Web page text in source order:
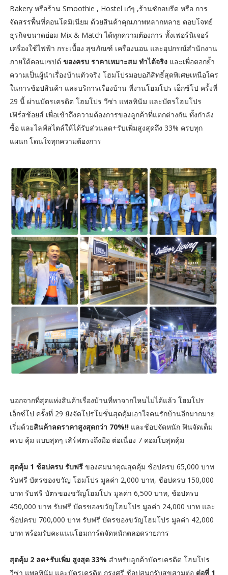
Bakery หรือร้าน Smoothie , Hostel เก๋ๆ ,ร้านซักอบรีด หรือ การ
จัดสรรพื้นที่คอนโดมิเนียม ด้วยสินค้าคุณภาพหลากหลาย ตอบโจทย์
ธุรกิจขนาดย่อม Mix & Match ได้ทุกความต้องการ ทั้งเฟอร์นิเจอร์
เครื่องใช้ไฟฟ้า กระเบื้อง สุขภัณฑ์ เครื่องนอน และอุปกรณ์สำนักงาน
ภายใต้คอนเซปต์ ของครบ ราคาเหมาะสม ทำได้จริงและเพื่อตอกย้ำ
ความเป็นผู้นำเรื่องบ้านตัวจริง โฮมโปรมอบอภิสิทธิ์สุดพิเศษเหนือใคร
ในการช้อปสินค้า และบริการเรื่องบ้าน ที่งานโฮมโปร เอ็กซ์โป ครั้งที่
29 นี้ ผ่านบัตรเครดิต โฮมโปร วีซ่า แพลทินัม และบัตรโฮมโปร
เฟิร์สช้อยส์ เพื่อเข้าถึงความต้องการของลูกค้าที่แตกต่างกัน ทั้งกำลัง
ซื้อ และไลฟ์สไตล์ให้ได้รับส่วนลด+รับเพิ่มสูงสุดถึง 33% ครบทุก
แผนก โดนใจทุกความต้องการ
นอกจากที่สุดแห่งสินค้าเรื่องบ้านที่หาจากไหนไม่ได้แล้ว โฮมโปร
เอ็กซ์โป ครั้งที่ 29 ยังจัดโปรโมชั่นสุดคุ้มเอาใจคนรักบ้านอีกมากมาย
เริ่มด้วยสินค้าลดราคาสูงสุดกว่า 70%!! และช้อปจัดหนัก ฟินจัดเต็ม
ครบ คุ้ม แบบสุดๆ เสิร์ฟตรงถึงมือ ต่อเนื่อง 7 คอมโบสุดคุ้ม
สุดคุ้ม 1 ช้อปครบ รับฟรีของสมนาคุณสุดคุ้ม ช้อปครบ 65,000 บาท
รับฟรี บัตรของขวัญ โฮมโปร มูลค่า 2,000 บาท, ช้อปครบ 150,000
บาท รับฟรี บัตรของขวัญโฮมโปร มูลค่า 6,500 บาท, ช้อปครบ
450,000 บาท รับฟรี บัตรของขวัญโฮมโปร มูลค่า 24,000 บาท และ
ช้อปครบ 700,000 บาท รับฟรี บัตรของขวัญโฮมโปร มูลค่า 42,000
บาท พร้อมรับคะแนนโฮมการ์ดจัดหนักตลอดรายการ
สุดคุ้ม 2 ลด+รับเพิ่ม สูงสุด 33% สำหรับลูกค้าบัตรเครดิต โฮมโปร
วีซ่า แพลทินัม และบัตรเครดิต กรุงศรี ช้อปสนุกรับสุขสามต่อ ต่อที่ 1